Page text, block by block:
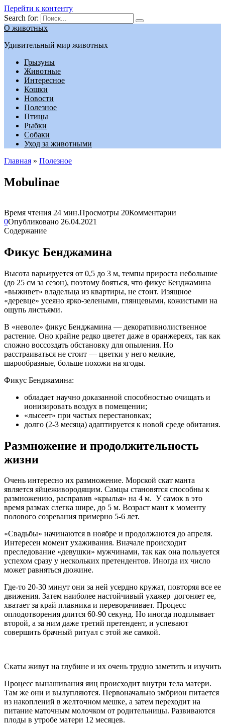
Перейти к контенту
Search for:
О животных
Удивительный мир животных
Грызуны
Животные
Интересное
Кошки
Новости
Полезное
Птицы
Рыбки
Собаки
Уход за животными
Главная » Полезное
Mobulinae
Время чтения 24 мин.Просмотры 20Комментарии
0Опубликовано 26.04.2021
Содержание
Фикус Бенджамина
Высота варьируется от 0,5 до 3 м, темпы прироста небольшие
(до 25 см за сезон), поэтому бояться, что фикус Бенджамина
«выживет» владельца из квартиры, не стоит. Изящное
«деревце» усеяно ярко-зелеными, глянцевыми, кожистыми на
ощупь листьями.
В «неволе» фикус Бенджамина — декоративнолиственное
растение. Оно крайне редко цветет даже в оранжереях, так как
сложно воссоздать обстановку для опыления. Но
расстраиваться не стоит — цветки у него мелкие,
шарообразные, больше похожи на ягоды.
Фикус Бенджамина:
обладает научно доказанной способностью очищать и
ионизировать воздух в помещении;
«лысеет» при частых перестановках;
долго (2-3 месяца) адаптируется к новой среде обитания.
Размножение и продолжительность
жизни
Очень интересно их размножение. Морской скат манта
является яйцеживородящим. Самцы становятся способны к
размножению, расправив «крылья» на 4 м. У самок в это
время размах слегка шире, до 5 м. Возраст мант к моменту
полового созревания примерно 5-6 лет.
«Свадьбы» начинаются в ноябре и продолжаются до апреля.
Интересен момент ухаживания. Вначале происходит
преследование «девушки» мужчинами, так как она пользуется
успехом сразу у нескольких претендентов. Иногда их число
может равняться дюжине.
Где-то 20-30 минут они за ней усердно кружат, повторяя все ее
движения. Затем наиболее настойчивый ухажер догоняет ее,
хватает за край плавника и переворачивает. Процесс
оплодотворения длится 60-90 секунд. Но иногда подплывает
второй, а за ним даже третий претендент, и успевают
совершить брачный ритуал с этой же самкой.
Скаты живут на глубине и их очень трудно заметить и изучить
Процесс вынашивания яиц происходит внутри тела матери.
Там же они и вылупляются. Первоначально эмбрион питается
из накоплений в желточном мешке, а затем переходит на
питание маточным молочком от родительницы. Развиваются
плоды в утробе матери 12 месяцев.